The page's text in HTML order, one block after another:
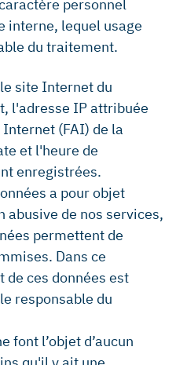
personnel
interne, lequel usage
du traitement.
site Internet du
l'adresse IP attribuée
(FAI) de la
et l'heure de
enregistrées.
a pour objet
abusive de nos services,
permettent de
Dans ce
de ces données est
responsable du
font l’objet d’aucun